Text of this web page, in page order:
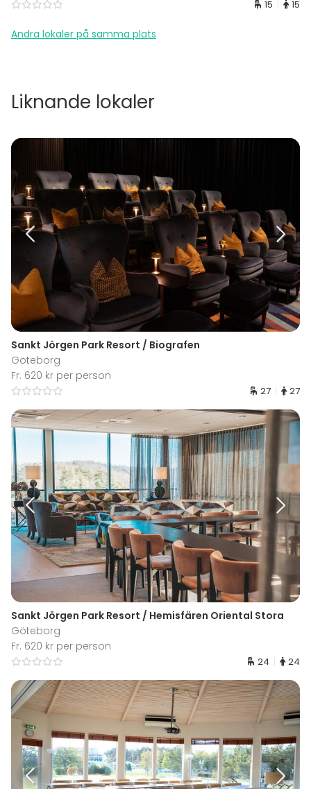
15 15
Andra lokaler på samma plats
Liknande lokaler
Sankt Jörgen Park Resort / Biografen
Göteborg
Fr. 620 kr per person
27 27
Sankt Jörgen Park Resort / Hemisfären Oriental Stora
Göteborg
Fr. 620 kr per person
24 24